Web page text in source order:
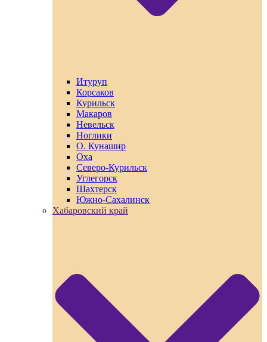
Итуруп
Корсаков
Курильск
Макаров
Невельск
Ноглики
О. Кунашир
Оха
Северо-Курильск
Углегорск
Шахтерск
Южно-Сахалинск
Хабаровский край